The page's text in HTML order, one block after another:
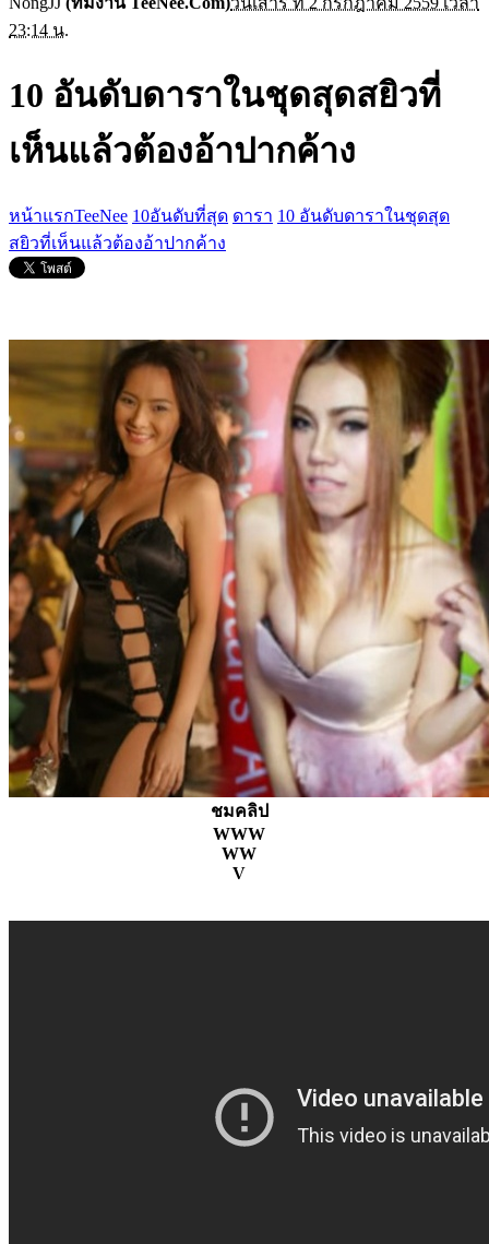
23:14 น.
10 อันดับดาราในชุดสุดสยิวที่
เห็นแล้วต้องอ้าปากค้าง
หน้าแรกTeeNee 10อันดับที่สุด ดารา 10 อันดับดาราในชุดสุด
สยิวที่เห็นแล้วต้องอ้าปากค้าง
ชมคลิป
WWW
WW
V